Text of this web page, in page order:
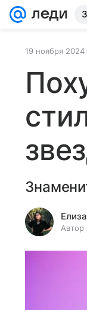
19 ноября 2024
Автор